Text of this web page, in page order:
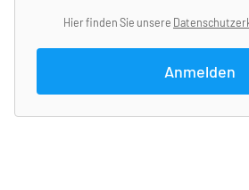
Hier finden Sie unsere
Anmelden